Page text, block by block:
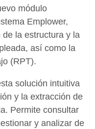
módulo
Emplower,
la estructura y la
así como la
(RPT).
solución intuitiva
y la extracción de
Permite consultar
y analizar de